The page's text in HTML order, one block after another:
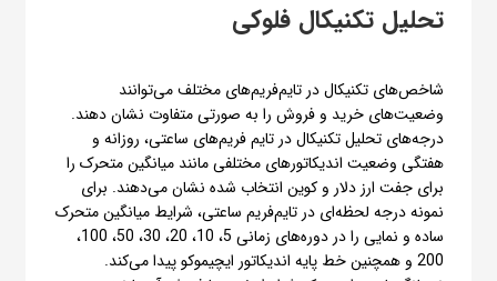
تحلیل تکنیکال فلوکی
شاخص‌های تکنیکال در تایم‌فریم‌های مختلف می‌توانند
وضعیت‌های خرید و فروش را به صورتی متفاوت نشان دهند.
درجه‌های تحلیل تکنیکال در تایم فریم‌های ساعتی، روزانه و
هفتگی وضعیت اندیکاتورهای مختلفی مانند میانگین متحرک را
برای جفت ارز دلار و کوین انتخاب شده نشان می‌دهند. برای
نمونه درجه لحظه‌ای در تایم‌فریم ساعتی، شرایط میانگین متحرک
ساده و نمایی را در دوره‌های زمانی 5، 10، 20، 30، 50، 100،
200 و همچنین خط پایه اندیکاتور ایچیموکو پیدا می‌کند.